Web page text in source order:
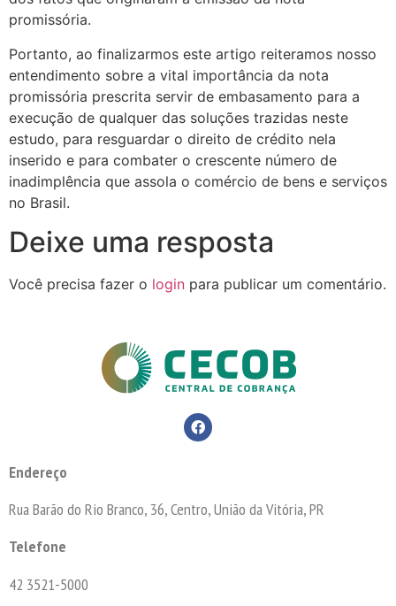
promissória.
Portanto, ao finalizarmos este artigo reiteramos nosso
entendimento sobre a vital importância da nota
promissória prescrita servir de embasamento para a
execução de qualquer das soluções trazidas neste
estudo, para resguardar o direito de crédito nela
inserido e para combater o crescente número de
inadimplência que assola o comércio de bens e serviços
no Brasil.
Deixe uma resposta
Você precisa fazer o login para publicar um comentário.
Endereço
Rua Barão do Rio Branco, 36, Centro, União da Vitória, PR
Telefone
42 3521-5000